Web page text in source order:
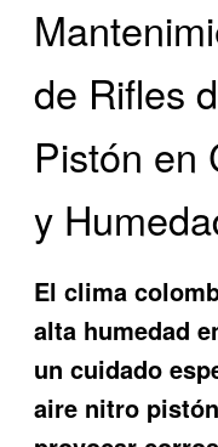
de Rifles
Pistón en
y
El clima
alta humedad
un cuidado
aire nitro